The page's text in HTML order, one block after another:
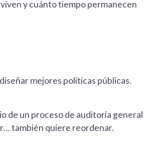
y cuánto tiempo permanecen
mejores políticas públicas.
de un proceso de auditoría general
también quiere reordenar.